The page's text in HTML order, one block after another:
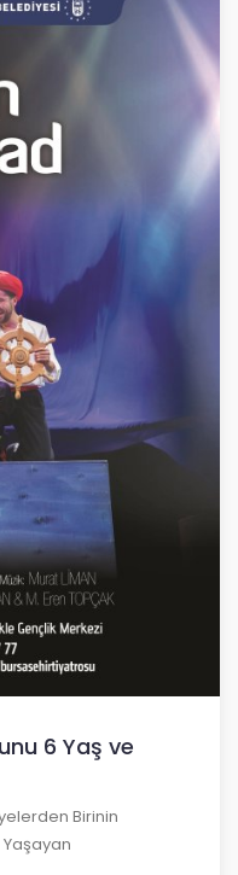
6 Yaş ve
Birinin
Yaşayan